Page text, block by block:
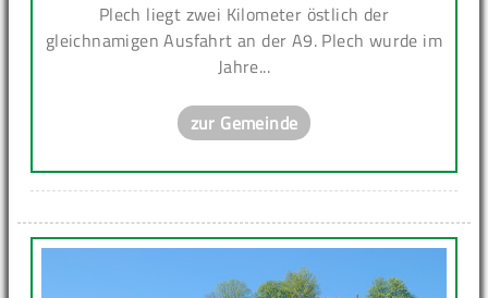
Plech liegt zwei Kilometer östlich der
gleichnamigen Ausfahrt an der A9. Plech wurde im
Jahre...
zur Gemeinde